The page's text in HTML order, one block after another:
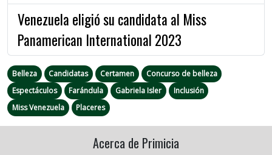
Venezuela eligió su candidata al Miss
Panamerican International 2023
Belleza Candidatas Certamen
Concurso de belleza
Espectáculos
Farándula Gabriela Isler
Inclusión
Miss Venezuela
Placeres
Acerca de Primicia